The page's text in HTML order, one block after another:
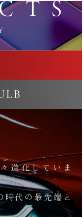
進化していま
時代の最先端と